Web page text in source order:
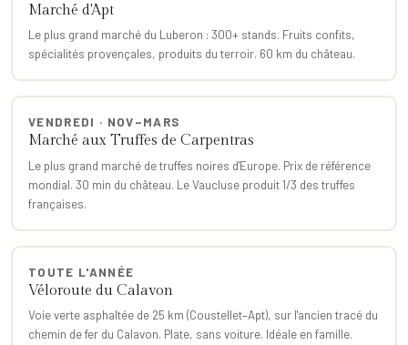
Marché d'Apt
Le plus grand marché du Luberon : 300+ stands. Fruits confits,
spécialités provençales, produits du terroir. 60 km du château.
VENDREDI · NOV–MARS
Marché aux Truffes de Carpentras
Le plus grand marché de truffes noires d'Europe. Prix de référence
mondial. 30 min du château. Le Vaucluse produit 1/3 des truffes
françaises.
TOUTE L'ANNÉE
Véloroute du Calavon
Voie verte asphaltée de 25 km (Coustellet–Apt), sur l'ancien tracé du
chemin de fer du Calavon. Plate, sans voiture. Idéale en famille.